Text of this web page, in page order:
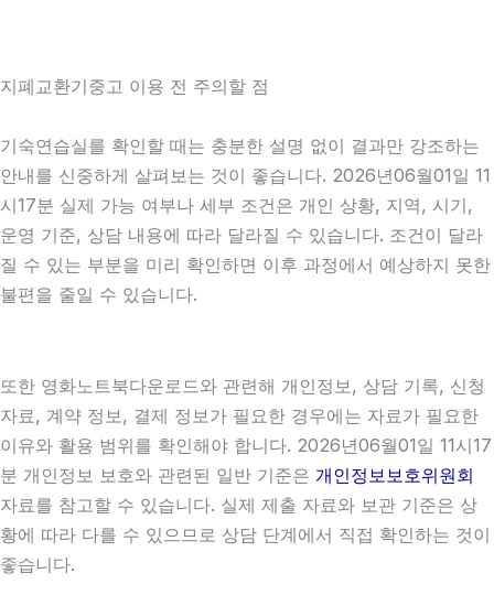
지폐교환기중고 이용 전 주의할 점
기숙연습실를 확인할 때는 충분한 설명 없이 결과만 강조하는
안내를 신중하게 살펴보는 것이 좋습니다. 2026년06월01일 11
시17분 실제 가능 여부나 세부 조건은 개인 상황, 지역, 시기,
운영 기준, 상담 내용에 따라 달라질 수 있습니다. 조건이 달라
질 수 있는 부분을 미리 확인하면 이후 과정에서 예상하지 못한
불편을 줄일 수 있습니다.
또한 영화노트북다운로드와 관련해 개인정보, 상담 기록, 신청
자료, 계약 정보, 결제 정보가 필요한 경우에는 자료가 필요한
이유와 활용 범위를 확인해야 합니다. 2026년06월01일 11시17
분 개인정보 보호와 관련된 일반 기준은 개인정보보호위원회
자료를 참고할 수 있습니다. 실제 제출 자료와 보관 기준은 상
황에 따라 다를 수 있으므로 상담 단계에서 직접 확인하는 것이
좋습니다.